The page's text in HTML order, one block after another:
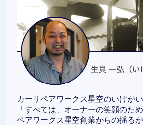
カーリペアワークス星空のいけがい
「すべては、オーナーの笑顔のた
ペアワークス星空創業からの揺るが